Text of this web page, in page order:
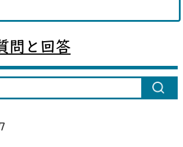
問と回答